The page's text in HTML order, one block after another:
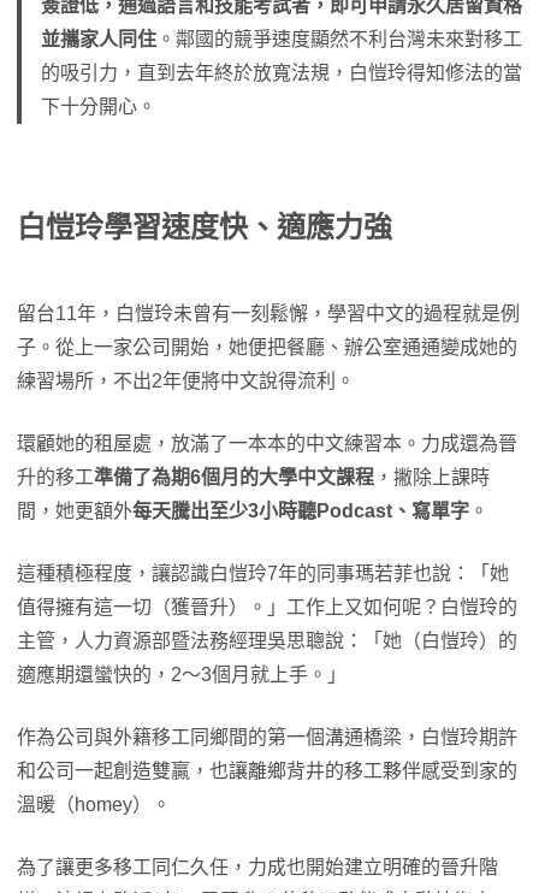
簽證低，通過語言和技能考試者，即可申請永久居留資格
並攜家人同住 。鄰國的競爭速度顯然不利台灣未來對移工
的吸引力，直到去年終於放寬法規，白愷玲得知修法的當
下十分開心。
白愷玲學習速度快、適應力強
留台11年，白愷玲未曾有一刻鬆懈，學習中文的過程就是例
子。從上一家公司開始，她便把餐廳、辦公室通通變成她的
練習場所，不出2年便將中文說得流利。
環顧她的租屋處，放滿了一本本的中文練習本。力成還為晉
升的移工準備了為期6個月的大學中文課程 ，撇除上課時
間，她更額外每天騰出至少3小時聽Podcast、寫單字 。
這種積極程度，讓認識白愷玲7年的同事瑪若菲也說：「她
值得擁有這一切（獲晉升）。」工作上又如何呢？白愷玲的
主管，人力資源部暨法務經理吳思聰說：「她（白愷玲）的
適應期還蠻快的，2～3個月就上手。」
作為公司與外籍移工同鄉間的第一個溝通橋梁，白愷玲期許
和公司一起創造雙贏，也讓離鄉背井的移工夥伴感受到家的
溫暖（homey）。
為了讓更多移工同仁久任，力成也開始建立明確的晉升階